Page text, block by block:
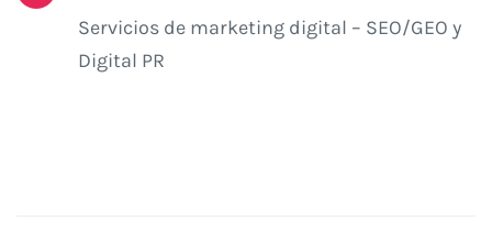
Servicios de marketing digital – SEO/GEO y
Digital PR